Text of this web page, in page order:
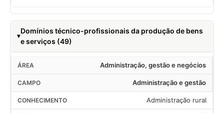
Domínios técnico-profissionais da produção de bens
e serviços (49)
Administração, gestão e negócios
Administração e gestão
Administração rural